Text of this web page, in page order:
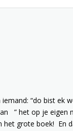
“do bist ek
” het op je eigen
het grote boek! En